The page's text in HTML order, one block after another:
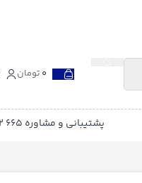
0 تومان
پشتیبانی و مشاوره 665 222 33 028